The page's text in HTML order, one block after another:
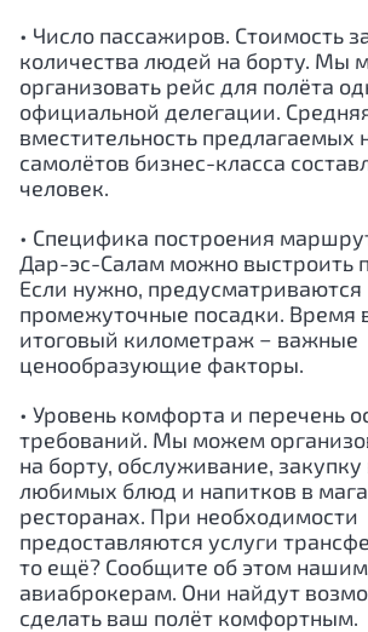
• Число пассажиров. Стоимость
количества людей на борту. Мы
организовать рейс для полёта
официальной делегации.
вместительность предлагаемых
самолётов бизнес-класса
человек.
• Специфика построения
Дар-эс-Салам можно выстроить
Если нужно, предусматриваются
промежуточные посадки. Время
итоговый километраж − важные
ценообразующие факторы.
• Уровень комфорта и перечень
требований. Мы можем
на борту, обслуживание,
любимых блюд и напитков в
ресторанах. При необходимости
предоставляются услуги
то ещё? Сообщите об этом нашим
авиаброкерам. Они найдут
сделать ваш полёт комфортным.